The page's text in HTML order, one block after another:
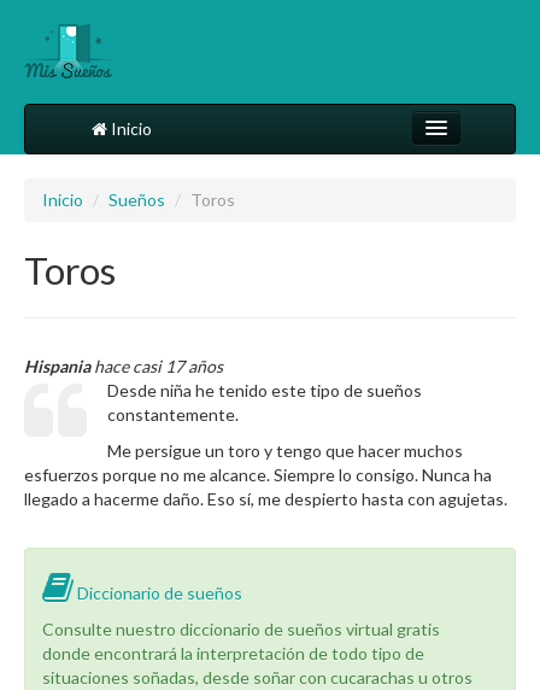
Inicio
Más
Inicio / Sueños / Toros
Toros
Hispaniahace casi 17 años
Desde niña he tenido este tipo de sueños
constantemente.
Me persigue un toro y tengo que hacer muchos
esfuerzos porque no me alcance. Siempre lo consigo. Nunca ha
llegado a hacerme daño. Eso sí, me despierto hasta con agujetas.
Diccionario de sueños
Consulte nuestro diccionario de sueños virtual gratis
donde encontrará la interpretación de todo tipo de
situaciones soñadas, desde soñar con cucarachas u otros